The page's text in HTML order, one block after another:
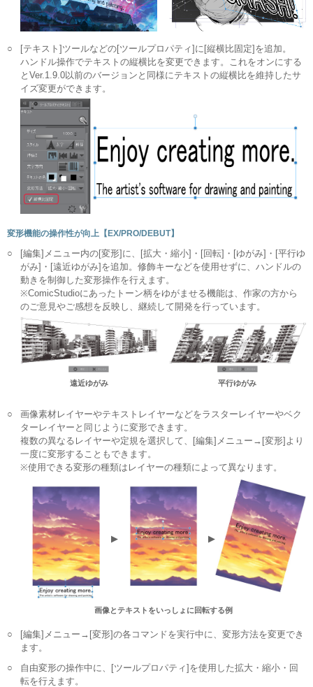
○
[テキスト]ツールなどの[ツールプロパティ]に[縦横比固定]を追加。
ハンドル操作でテキストの縦横比を変更できます。これをオンにする
とVer.1.9.0以前のバージョンと同様にテキストの縦横比を維持したサ
イズ変更ができます。
変形機能の操作性が向上【EX/PRO/DEBUT】
○
[編集]メニュー内の[変形]に、[拡大・縮小]・[回転]・[ゆがみ]・[平行ゆ
がみ]・[遠近ゆがみ]を追加。修飾キーなどを使用せずに、ハンドルの
動きを制御した変形操作を行えます。
※ComicStudioにあったトーン柄をゆがませる機能は、作家の方から
のご意見やご感想を反映し、継続して開発を行っています。
遠近ゆがみ 平行ゆがみ
○
画像素材レイヤーやテキストレイヤーなどをラスターレイヤーやベク
ターレイヤーと同じように変形できます。
複数の異なるレイヤーや定規を選択して、[編集]メニュー→[変形]より
一度に変形することもできます。
※使用できる変形の種類はレイヤーの種類によって異なります。
▶ ▶
画像とテキストをいっしょに回転する例
○
[編集]メニュー→[変形]の各コマンドを実行中に、変形方法を変更でき
ます。
○
自由変形の操作中に、[ツールプロパティ]を使用した拡大・縮小・回
転を行えます。